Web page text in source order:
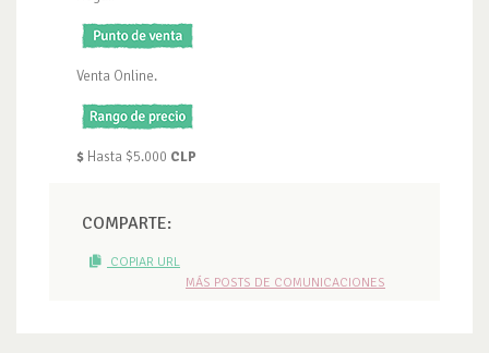
Venta Online.
$ Hasta $5.000 CLP
COMPARTE:
COPIAR URL
MÁS POSTS DE COMUNICACIONES